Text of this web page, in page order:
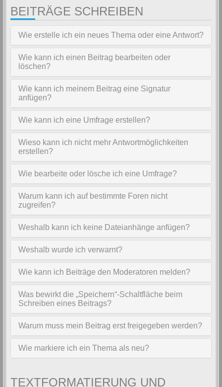
BEITRÄGE SCHREIBEN
Wie erstelle ich ein neues Thema oder eine Antwort?
Wie kann ich einen Beitrag bearbeiten oder
löschen?
Wie kann ich meinem Beitrag eine Signatur
anfügen?
Wie kann ich eine Umfrage erstellen?
Wieso kann ich nicht mehr Antwortmöglichkeiten
erstellen?
Wie bearbeite oder lösche ich eine Umfrage?
Warum kann ich auf bestimmte Foren nicht
zugreifen?
Weshalb kann ich keine Dateianhänge anfügen?
Weshalb wurde ich verwarnt?
Wie kann ich Beiträge den Moderatoren melden?
Was bewirkt die „Speichern“-Schaltfläche beim
Schreiben eines Beitrags?
Warum muss mein Beitrag erst freigegeben werden?
Wie markiere ich ein Thema als neu?
TEXTFORMATIERUNG UND